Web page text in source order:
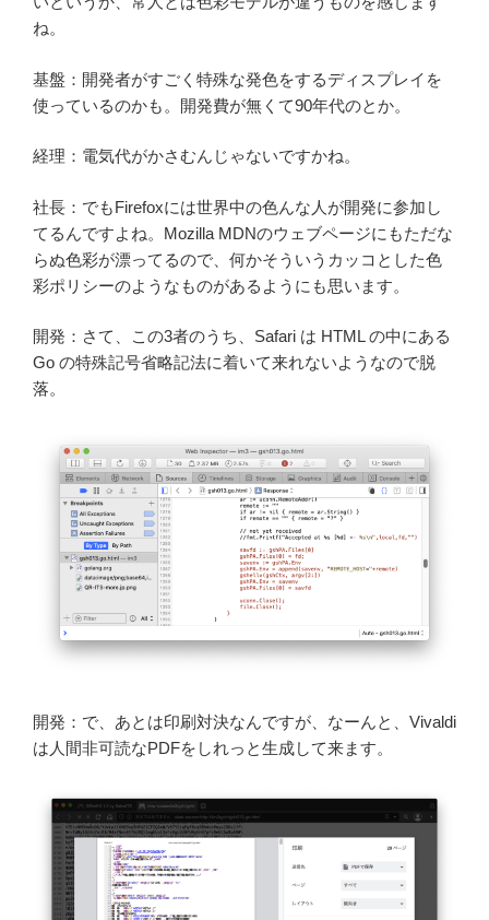
ね。
基盤：開発者がすごく特殊な発色をするディスプレイを
使っているのかも。開発費が無くて90年代のとか。
経理：電気代がかさむんじゃないですかね。
社長：でもFirefoxには世界中の色んな人が開発に参加し
てるんですよね。Mozilla MDNのウェブページにもただな
らぬ色彩が漂ってるので、何かそういうカッコとした色
彩ポリシーのようなものがあるようにも思います。
開発：さて、この3者のうち、Safari は HTML の中にある
Go の特殊記号省略記法に着いて来れないようなので脱
落。
開発：で、あとは印刷対決なんですが、なーんと、Vivaldi
は人間非可読なPDFをしれっと生成して来ます。